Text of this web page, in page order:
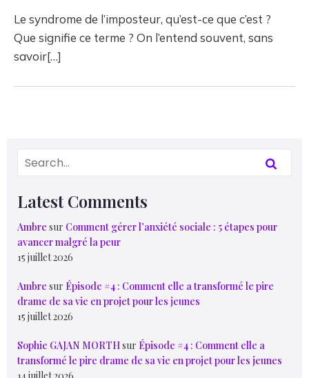
Le syndrome de l’imposteur, qu’est-ce que c’est ?
Que signifie ce terme ? On l’entend souvent, sans
savoir[…]
Latest Comments
Ambre sur Comment gérer l’anxiété sociale : 5 étapes pour
avancer malgré la peur
15 juillet 2026
Ambre sur Épisode #4 : Comment elle a transformé le pire
drame de sa vie en projet pour les jeunes
15 juillet 2026
Sophie GAJAN MORTHsur Épisode #4 : Comment elle a
transformé le pire drame de sa vie en projet pour les jeunes